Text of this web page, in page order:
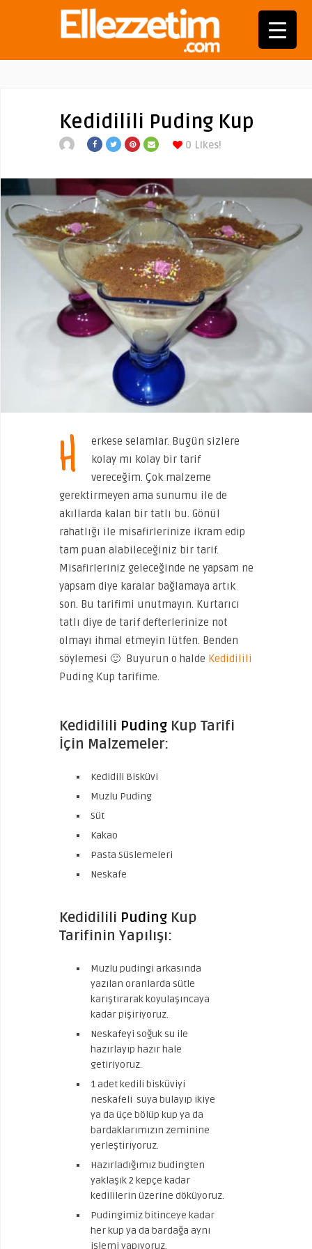
Kedidilili Puding Kup
0 Likes!
H
erkese selamlar. Bugün sizlere
kolay mı kolay bir tarif
vereceğim. Çok malzeme
gerektirmeyen ama sunumu ile de
akıllarda kalan bir tatlı bu. Gönül
rahatlığı ile misafirlerinize ikram edip
tam puan alabileceğiniz bir tarif.
Misafirleriniz geleceğinde ne yapsam ne
yapsam diye karalar bağlamaya artık
son. Bu tarifimi unutmayın. Kurtarıcı
tatlı diye de tarif defterlerinize not
olmayı ihmal etmeyin lütfen. Benden
söylemesi 🙂 Buyurun o halde Kedidilili
Puding Kup tarifime.
Kedidilili Puding Kup Tarifi
İçin Malzemeler:
Kedidili Bisküvi
Muzlu Puding
Süt
Kakao
Pasta Süslemeleri
Neskafe
Kedidilili Puding Kup
Tarifinin Yapılışı:
Muzlu pudingi arkasında
yazılan oranlarda sütle
karıştırarak koyulaşıncaya
kadar pişiriyoruz.
Neskafeyi soğuk su ile
hazırlayıp hazır hale
getiriyoruz.
1 adet kedili bisküviyi
neskafeli suya bulayıp ikiye
ya da üçe bölüp kup ya da
bardaklarımızın zeminine
yerleştiriyoruz.
Hazırladığımız budingten
yaklaşık 2 kepçe kadar
kedililerin üzerine döküyoruz.
Pudingimiz bitinceye kadar
her kup ya da bardağa aynı
işlemi yapıyoruz.